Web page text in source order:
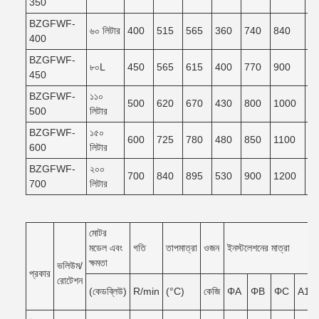
BZGFWF-
400
৬০ লিটার 400 515 565 360 740 840
BZGFWF-
450
৮০L 450 565 615 400 770 900
BZGFWF-
500
১১০
লিটার
500 620 670 430 800 1000
BZGFWF-
600
১৫০
লিটার
600 725 780 480 850 1100
BZGFWF-
700
২০০
লিটার
700 840 895 530 900 1200
প্রকার
ভলিউম/
রোটেশন
মোটর
মডেল এবং
ক্ষমতা
গতি তাপমাত্রা ওজন ইনস্টলেশনের মাত্রা
(কেডব্লিউ) R/min (°C) কেজি ΦA ΦB ΦC A1